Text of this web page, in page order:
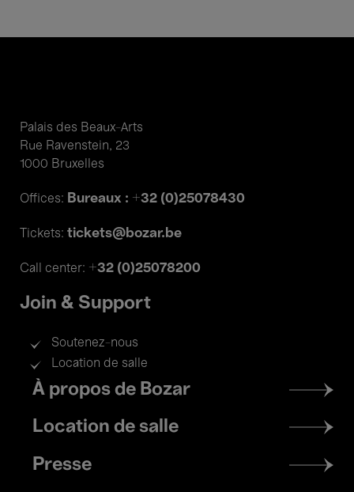
Palais des Beaux-Arts
Rue Ravenstein, 23
1000 Bruxelles
Offices: Bureaux : +32 (0)25078430
Tickets: tickets@bozar.be
Call center: +32 (0)25078200
Join & Support
Soutenez-nous
Location de salle
Footer
menu
À propos de Bozar
Location de salle
Presse